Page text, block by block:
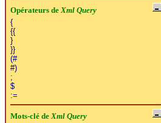
Opérateurs de Xml Query
{
{{
}
}}
(#
#)
;
$
:=
Mots-clé deXml Query